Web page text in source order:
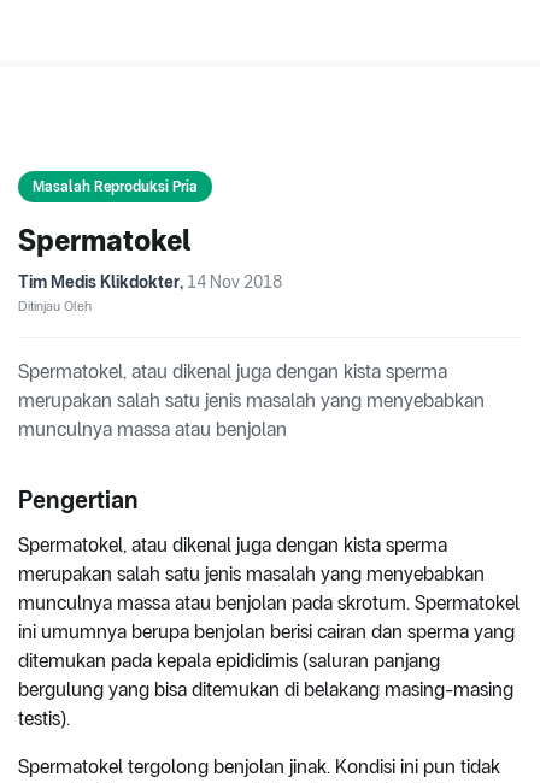
Masalah Reproduksi Pria
Spermatokel
Tim Medis Klikdokter, 14 Nov 2018
Ditinjau Oleh
Spermatokel, atau dikenal juga dengan kista sperma
merupakan salah satu jenis masalah yang menyebabkan
munculnya massa atau benjolan
Pengertian
Spermatokel, atau dikenal juga dengan kista sperma
merupakan salah satu jenis masalah yang menyebabkan
munculnya massa atau benjolan pada skrotum. Spermatokel
ini umumnya berupa benjolan berisi cairan dan sperma yang
ditemukan pada kepala epididimis (saluran panjang
bergulung yang bisa ditemukan di belakang masing-masing
testis).
Spermatokel tergolong benjolan jinak. Kondisi ini pun tidak